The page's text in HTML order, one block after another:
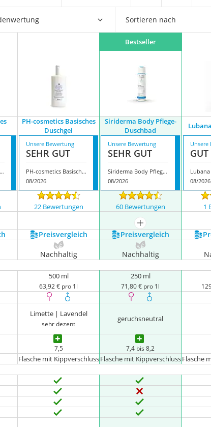
Sortieren nach
Bestseller
PH-cosmetics Basisches
Duschgel
Siriderma Body Pflege-
Duschbad
Duschgel
Unsere Bewertung
SEHR GUT
PH-cosmetics Basisches Duschgel
08/2026
Unsere Bewertung
SEHR GUT
Siriderma Body Pflege-Duschbad
08/2026
Unsere
GUT
08/2026
22 Bewertungen 60 Bewertungen 1
mehr anzeigen
Preis­vergleich Preis­vergleich
Nachhaltig Nachhaltig
500 ml
63,92 € pro 1l
250 ml
71,80 € pro 1l
Limette | Lavendel
sehr dezent
geruchsneutral
7,5 7,4 bis 8,2
Flasche mit KippverschlussFlasche mit KippverschlussFlasche